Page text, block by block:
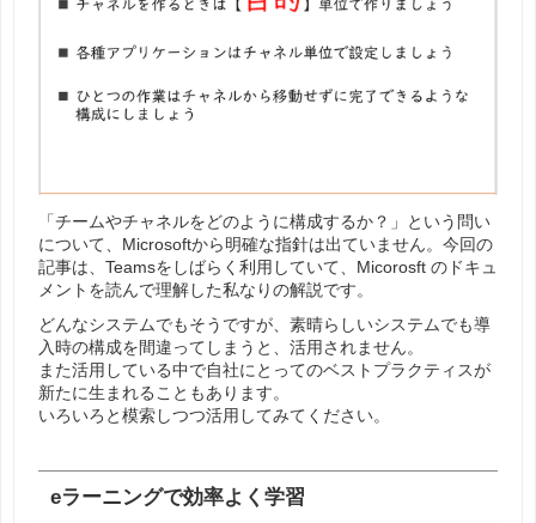
「チームやチャネルをどのように構成するか？」という問い
について、Microsoftから明確な指針は出ていません。今回の
記事は、Teamsをしばらく利用していて、Micorosft のドキュ
メントを読んで理解した私なりの解説です。
どんなシステムでもそうですが、素晴らしいシステムでも導
入時の構成を間違ってしまうと、活用されません。
また活用している中で自社にとってのベストプラクティスが
新たに生まれることもあります。
いろいろと模索しつつ活用してみてください。
eラーニングで効率よく学習